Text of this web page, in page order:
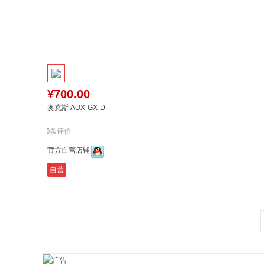
¥700.00
奥克斯 AUX-GX-D
0条评价
官方自营店铺
自营